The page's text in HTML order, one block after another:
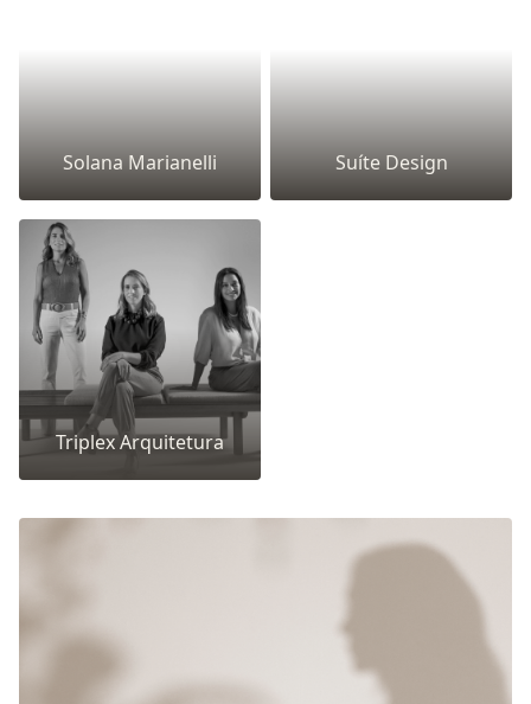
Solana Marianelli Suíte Design
Triplex Arquitetura